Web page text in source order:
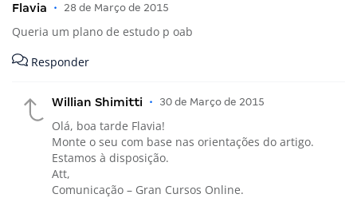
Flavia • 28 de Março de 2015
Queria um plano de estudo p oab
Responder
Willian Shimitti • 30 de Março de 2015
Olá, boa tarde Flavia!
Monte o seu com base nas orientações do artigo.
Estamos à disposição.
Att,
Comunicação – Gran Cursos Online.